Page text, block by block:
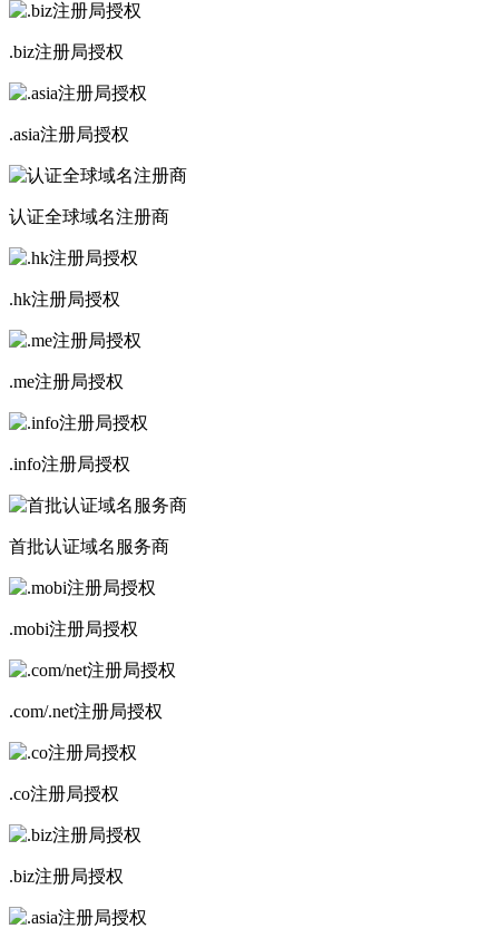
.biz注册局授权
.asia注册局授权
认证全球域名注册商
.hk注册局授权
.me注册局授权
.info注册局授权
首批认证域名服务商
.mobi注册局授权
.com/.net注册局授权
.co注册局授权
.biz注册局授权